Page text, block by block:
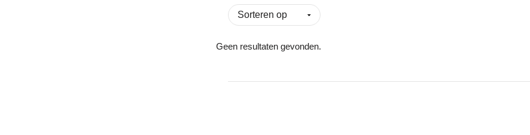
Geen resultaten gevonden.